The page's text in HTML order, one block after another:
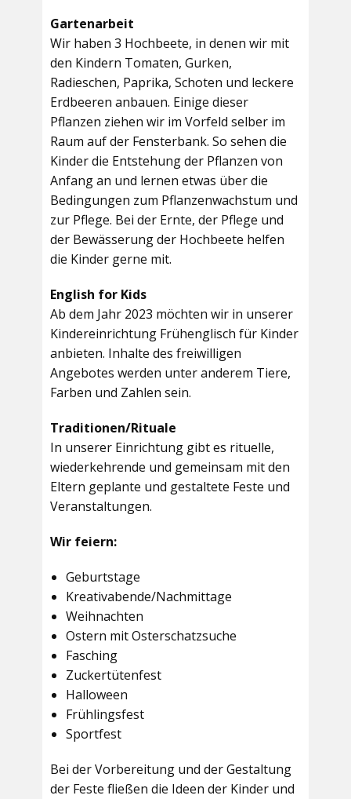
Gartenarbeit
Wir haben 3 Hochbeete, in denen wir mit
den Kindern Tomaten, Gurken,
Radieschen, Paprika, Schoten und leckere
Erdbeeren anbauen. Einige dieser
Pflanzen ziehen wir im Vorfeld selber im
Raum auf der Fensterbank. So sehen die
Kinder die Entstehung der Pflanzen von
Anfang an und lernen etwas über die
Bedingungen zum Pflanzenwachstum und
zur Pflege. Bei der Ernte, der Pflege und
der Bewässerung der Hochbeete helfen
die Kinder gerne mit.
English for Kids
Ab dem Jahr 2023 möchten wir in unserer
Kindereinrichtung Frühenglisch für Kinder
anbieten. Inhalte des freiwilligen
Angebotes werden unter anderem Tiere,
Farben und Zahlen sein.
Traditionen/Rituale
In unserer Einrichtung gibt es rituelle,
wiederkehrende und gemeinsam mit den
Eltern geplante und gestaltete Feste und
Veranstaltungen.
Wir feiern:
Geburtstage
Kreativabende/Nachmittage
Weihnachten
Ostern mit Osterschatzsuche
Fasching
Zuckertütenfest
Halloween
Frühlingsfest
Sportfest
Bei der Vorbereitung und der Gestaltung
der Feste fließen die Ideen der Kinder und